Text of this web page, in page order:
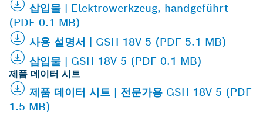
삽입물 | Elektrowerkzeug, handgeführt
(PDF 0.1 MB)
사용 설명서 | GSH 18V-5 (PDF 5.1 MB)
삽입물 | GSH 18V-5 (PDF 0.1 MB)
제품 데이터 시트
제품 데이터 시트 | 전문가용 GSH 18V-5 (PDF
1.5 MB)